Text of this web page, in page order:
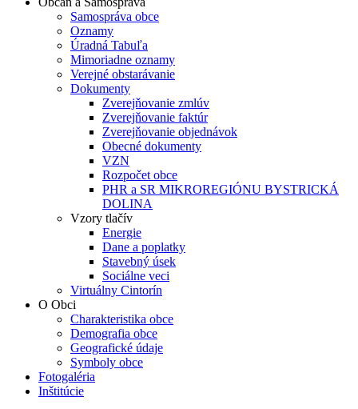
Samospráva obce
Oznamy
Úradná Tabuľa
Mimoriadne oznamy
Verejné obstarávanie
Dokumenty
Zverejňovanie zmlúv
Zverejňovanie faktúr
Zverejňovanie objednávok
Obecné dokumenty
VZN
Rozpočet obce
PHR a SR MIKROREGIÓNU BYSTRICKÁ
DOLINA
Vzory tlačív
Energie
Dane a poplatky
Stavebný úsek
Sociálne veci
Virtuálny Cintorín
O Obci
Charakteristika obce
Demografia obce
Geografické údaje
Symboly obce
Fotogaléria
Inštitúcie